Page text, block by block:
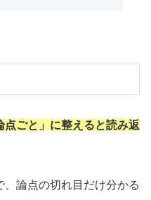
ごと」に整えると読み返
、論点の切れ目だけ分かる